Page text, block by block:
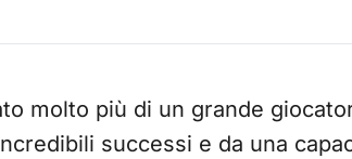
molto più di un grande
successi e da una